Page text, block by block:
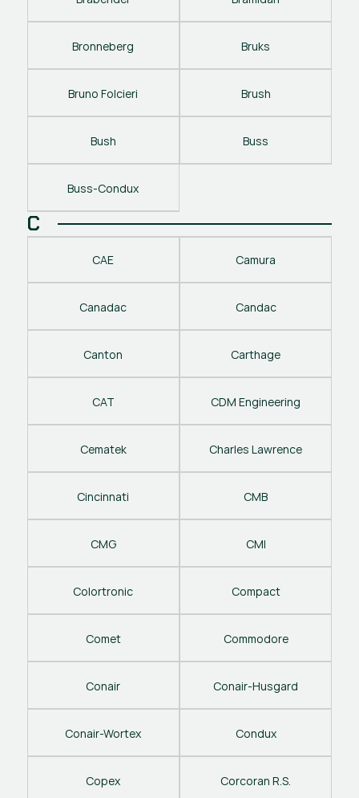
Bronneberg Bruks
Bruno Folcieri Brush
Bush Buss
Buss-Condux
C
CAE Camura
Canadac Candac
Canton Carthage
CAT CDM Engineering
Cematek Charles Lawrence
Cincinnati CMB
CMG CMI
Colortronic Compact
Comet Commodore
Conair Conair-Husgard
Conair-Wortex Condux
Copex Corcoran R.S.